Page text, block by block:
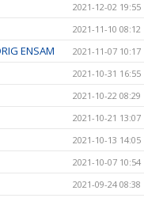
2021-12-02 19:55
2021-11-10 08:12
ENSAM 2021-11-07 10:17
2021-10-31 16:55
2021-10-22 08:29
2021-10-21 13:07
2021-10-13 14:05
2021-10-07 10:54
2021-09-24 08:38